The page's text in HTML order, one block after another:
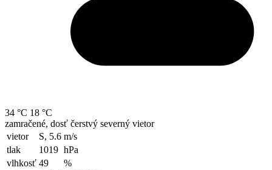
34 °C 18 °C
zamračené, dosť čerstvý severný vietor
vietor
S, 5.6 m/s
tlak
1019 hPa
vlhkosť 49
%